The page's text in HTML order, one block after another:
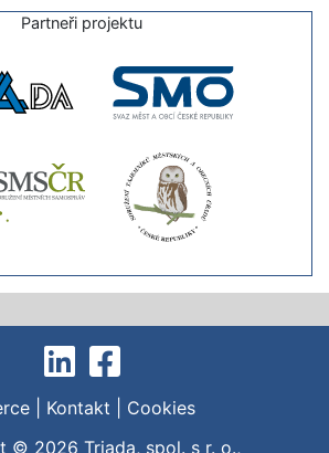
Partneři projektu
| Kontakt
Cookies
© 2026 Triada, spol. s r. o.,